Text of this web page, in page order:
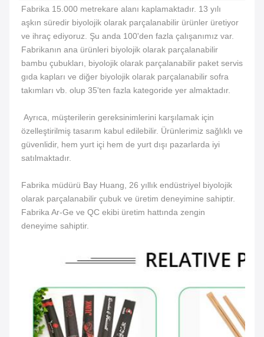
Fabrika 15.000 metrekare alanı kaplamaktadır. 13 yılı
aşkın süredir biyolojik olarak parçalanabilir ürünler üretiyor
ve ihraç ediyoruz. Şu anda 100'den fazla çalışanımız var.
Fabrikanın ana ürünleri biyolojik olarak parçalanabilir
bambu çubukları, biyolojik olarak parçalanabilir paket servis
gıda kapları ve diğer biyolojik olarak parçalanabilir sofra
takımları vb. olup 35'ten fazla kategoride yer almaktadır.
özelleştirilmiş tasarım kabul edilebilir. Ürünlerimiz sağlıklı ve
güvenlidir, hem yurt içi hem de yurt dışı pazarlarda iyi
satılmaktadır.
Fabrika müdürü Bay Huang, 26 yıllık endüstriyel biyolojik
olarak parçalanabilir çubuk ve üretim deneyimine sahiptir.
Fabrika Ar-Ge ve QC ekibi üretim hattında zengin
deneyime sahiptir.